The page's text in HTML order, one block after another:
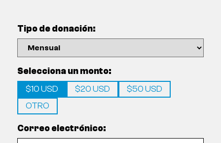
Tipo de donación:
Selecciona un monto:
$10 USD
$20 USD
$50 USD
OTRO
Correo electrónico: